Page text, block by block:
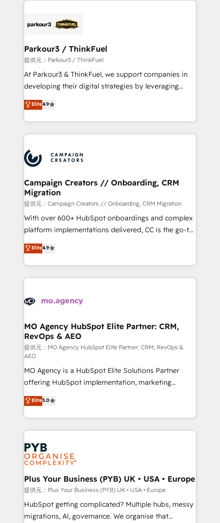
strategies that integrate data-driven marketing,
companies scale faster and smarter. 🔹 BOOMS:
Demand generation for all your buyers With BOOMS,
you invest in 100% of your buyers, accelerating your
growth and positioning yourself as an undisputed
transformation process A methodology designed to
implement HubSpot effectively and optimize your
record of business transformation, our growth-first
approach has helped brands dominate their
Parkour3 / ThinkFuel
提供元：Parkour3 / ThinkFuel
At Parkour3 & ThinkFuel, we support companies in
developing their digital strategies by leveraging
technologies and automating their marketing and
sales processes to generate growth. Our offer spans
from Strategy to Operations. We specialize in CRM
onboarding and implementation, web design, sales
extensive experience working with tech companies
and manufacturers since 2002, we are committed to
empowering our clients and developing their
autonomy. Get to grips with HubSpot through
guided implementation and seamless integration of
the CRM platform into your digital ecosystem. Would
you like support in deploying your inbound
to your needs and sales objectives. With 125+
certifications, we are part of the most certified
services are offered in both English & French.
Elite4.9
Campaign Creators // Onboarding, CRM
Migration
提供元：Campaign Creators // Onboarding, CRM Migration
With over 600+ HubSpot onboardings and complex
platform implementations delivered, CC is the go-to
Elite Solutions Partner for businesses ready to
migrate, replatform, and scale smarter. We specialize
in high-impact CRM and CMS migrations and
onboarding from platforms like Salesforce, NetSuite,
WordPress and legacy CRMs, turning fragmented
architectures that accelerate revenue operations and
performance. - Multi-object CRM migration, cleanup,
and implementation. - Pre-built and custom
integrations across your full tech stack. - Custom
object setup, CMS builds, and full-funnel automation.
- Dashboards, lifecycle campaigns, and lead
nurturing sequences. - Cross-hub setup across
Marketing, Sales, Operations, and Service Hubs. -
Ongoing optimization, managed support, and
scalable retainers. Let’s make HubSpot your most
powerful growth engine. Built to convert, scale, and
drive results.
Elite4.9
MO Agency HubSpot Elite Partner: CRM,
RevOps & AEO
提供元：MO Agency HubSpot Elite Partner: CRM, RevOps &
AEO
MO Agency is a HubSpot Elite Solutions Partner
offering HubSpot implementation, marketing
automation, CRM and RevOps consulting, data
architecture, sales enablement, lifecycle automation,
lead scoring and revenue reporting. HubSpot,
Salesforce and integrated enterprise stacks. Digital
Marketing, Answer Engine Optimisation, and
Generative Engine Optimisation (AI Search),
HubSpot Content Hub, WordPress development,
B2B SEO, paid media, and content. We work with
enterprise and growth-led companies across
technology, professional services, financial services
and industrial sectors. Offices in Johannesburg, Cape
Elite5.0
Plus Your Business (PYB) UK • USA • Europe
提供元：Plus Your Business (PYB) UK • USA • Europe
HubSpot getting complicated? Multiple hubs, messy
migrations, AI, governance. We organise that